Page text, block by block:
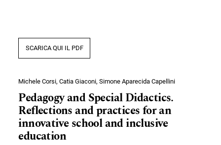
SCARICA QUI IL PDF
Michele Corsi, Catia Giaconi, Simone Aparecida Capellini
Pedagogy and Special Didactics.
Reflections and practices for an
innovative school and inclusive
education